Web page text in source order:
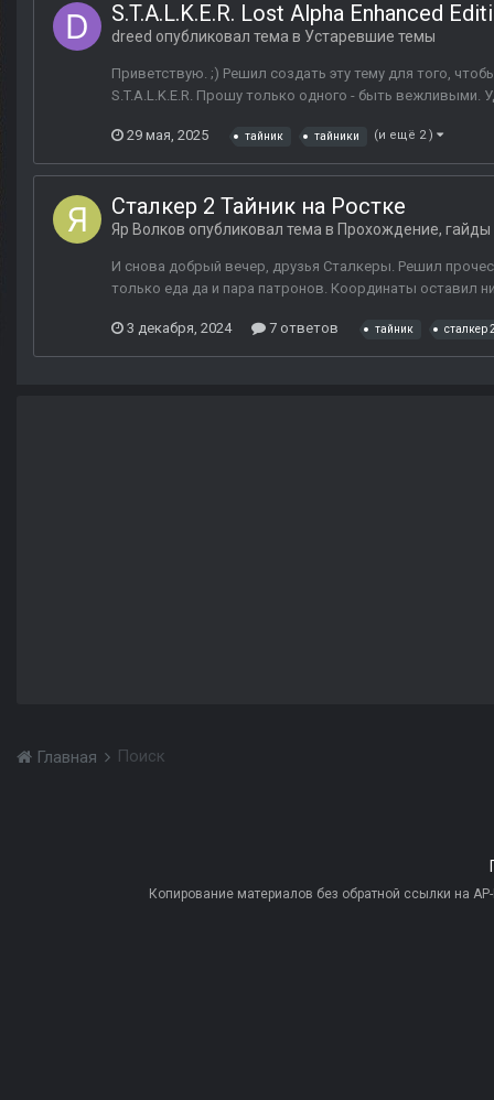
S.T.A.L.K.E.R. Lost Alpha Enhanced
dreed опубликовал тема в Устаревшие темы
Приветствую. ;) Решил создать эту тему для того,
S.T.A.L.K.E.R. Прошу только одного - быть вежливыми.
29 мая, 2025 тайник тайники (и ещё 2 )
Сталкер 2 Тайник на Ростке
Яр Волков опубликовал тема в Прохождение, гайды
И снова добрый вечер, друзья Сталкеры. Решил
только еда да и пара патронов. Координаты оставил
3 декабря, 2024 7 ответов тайник сталкер
Главная Поиск
Копирование материалов без обратной ссылки на